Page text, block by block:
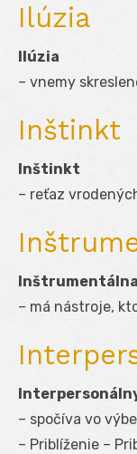
Ilúzia
Ilúzia
– vnemy
Inštinkt
Inštinkt
– reťaz
– má nástroje,
– spočíva vo
– Priblíženie –